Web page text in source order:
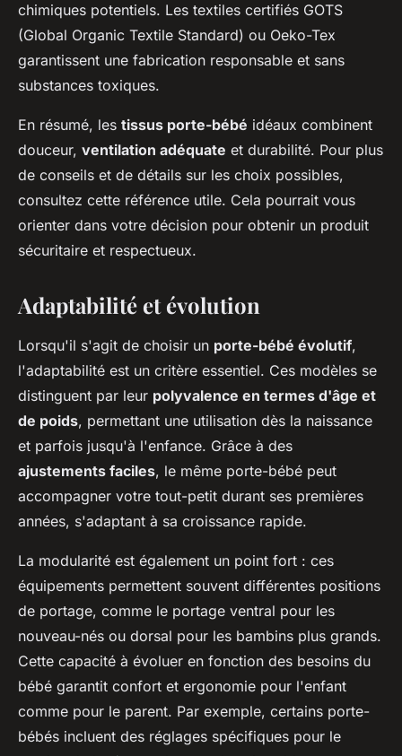
chimiques potentiels. Les textiles certifiés GOTS
(Global Organic Textile Standard) ou Oeko-Tex
garantissent une fabrication responsable et sans
substances toxiques.
En résumé, les tissus porte-bébé idéaux combinent
douceur, ventilation adéquate et durabilité. Pour plus
de conseils et de détails sur les choix possibles,
consultez cette référence utile. Cela pourrait vous
orienter dans votre décision pour obtenir un produit
sécuritaire et respectueux.
Adaptabilité et évolution
Lorsqu'il s'agit de choisir un porte-bébé évolutif,
l'adaptabilité est un critère essentiel. Ces modèles se
distinguent par leur polyvalence en termes d'âge et
de poids, permettant une utilisation dès la naissance
et parfois jusqu'à l'enfance. Grâce à des
ajustements faciles, le même porte-bébé peut
accompagner votre tout-petit durant ses premières
années, s'adaptant à sa croissance rapide.
La modularité est également un point fort : ces
équipements permettent souvent différentes positions
de portage, comme le portage ventral pour les
nouveau-nés ou dorsal pour les bambins plus grands.
Cette capacité à évoluer en fonction des besoins du
bébé garantit confort et ergonomie pour l'enfant
comme pour le parent. Par exemple, certains porte-
bébés incluent des réglages spécifiques pour le